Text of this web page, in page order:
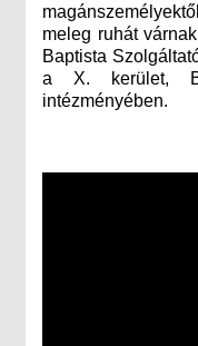
meleg ruhát
Baptista
a X. kerület,
intézményében.